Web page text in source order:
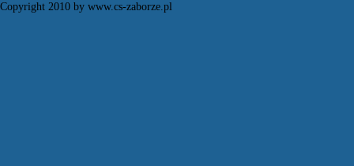
Copyright 2010 by www.cs-zaborze.pl